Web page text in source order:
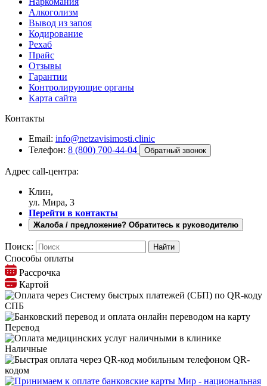
Алкоголизм
Вывод из запоя
Кодирование
Рехаб
Прайс
Отзывы
Гарантии
Контролирующие органы
Карта сайта
Контакты
Email: info@netzavisimosti.clinic
Телефон: 8 (800) 700-44-04 Обратный звонок
Адрес call-центра:
Клин,
ул. Мира, 3
Перейти в контакты
Жалоба / предложение? Обратитесь к руководителю
Поиск:
Способы оплаты
Рассрочка
Картой
СПБ
Перевод
Наличные
QR-
кодом